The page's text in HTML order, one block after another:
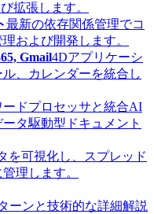
拡張します。
最新の依存関係管理でコ
および開発します。
Gmail4Dアプリケーシ
、カレンダーを統合し
ードプロセッサと統合AI
タ駆動型ドキュメント
を可視化し、スプレッド
理します。
ーンと技術的な詳細解説